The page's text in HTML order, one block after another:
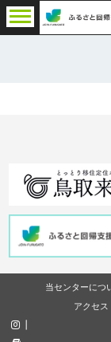
当センターにつ
アクセス